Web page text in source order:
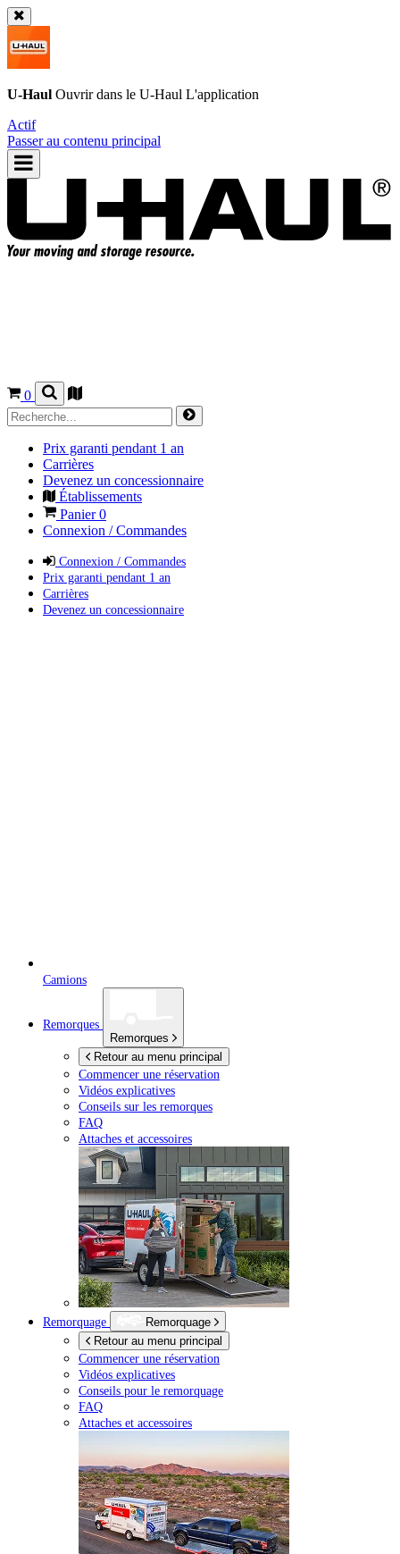
U-Haul Ouvrir dans le U-Haul L'application
Actif
Passer au contenu principal
0
Prix garanti pendant 1 an
Carrières
Devenez un concessionnaire
Établissements
Panier0
Connexion / Commandes
Connexion / Commandes
Prix garanti pendant 1 an
Carrières
Devenez un concessionnaire
Camions
Remorques
Remorques
Retour au menu principal
Commencer une réservation
Vidéos explicatives
Conseils sur les remorques
FAQ
Attaches et accessoires
Remorquage
Remorquage
Retour au menu principal
Commencer une réservation
Vidéos explicatives
Conseils pour le remorquage
FAQ
Attaches et accessoires